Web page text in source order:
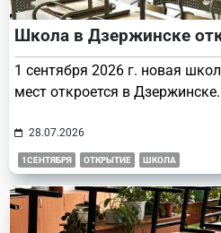
Школа в Дзержинске
1 сентября 2026 г. новая
мест откроется в Дзержинске.
28.07.2026
1СЕНТЯБРЯ ОТКРЫТИЕ ШКОЛА